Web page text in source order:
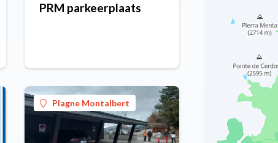
PRM parkeerplaats
Plagne Montalbert